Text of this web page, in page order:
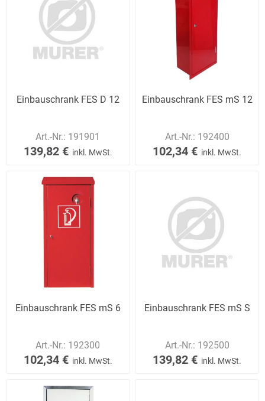
Einbauschrank FES D 12
Art.-Nr.: 191901
139,82 € inkl. MwSt.
Einbauschrank FES mS 12
Art.-Nr.: 192400
102,34 € inkl. MwSt.
Einbauschrank FES mS 6
Art.-Nr.: 192300
102,34 € inkl. MwSt.
Einbauschrank FES mS S
Art.-Nr.: 192500
139,82 € inkl. MwSt.